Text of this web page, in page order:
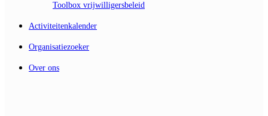
Toolbox vrijwilligersbeleid
Activiteitenkalender
Organisatiezoeker
Over ons